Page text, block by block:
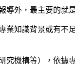
外，最主要的就
知識背景或有不
機構等），依據